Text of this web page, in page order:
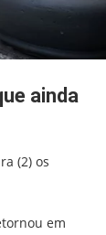
ainda
(2) os
em